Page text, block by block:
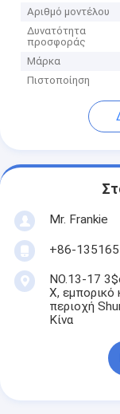
Αριθμό μοντέλου
Δυνατότητα
προσφοράς
Μάρκα
Πιστοποίηση
Mr. Frankie
+86-
NO.13-17
Χ, εμπορικό
περιοχή
Κίνα